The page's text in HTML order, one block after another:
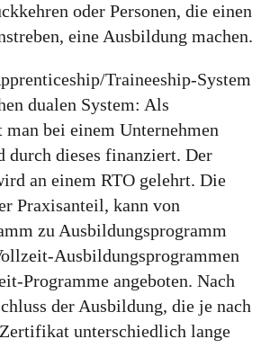
oder Personen, die einen
eine Ausbildung machen.
Traineeship-System
dualen System: Als
bei einem Unternehmen
durch dieses finanziert. Der
an einem RTO gelehrt. Die
Praxisanteil, kann von
zu Ausbildungsprogramm
Ausbildungsprogrammen
Programme angeboten. Nach
der Ausbildung, die je nach
unterschiedlich lange